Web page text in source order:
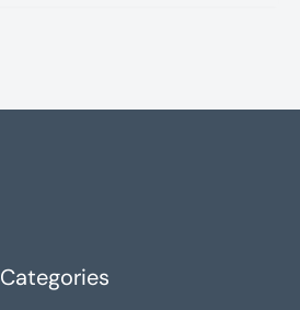
Categories